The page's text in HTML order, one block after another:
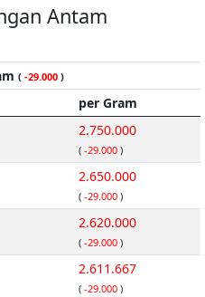
Antam
( -29.000 )
per Gram
2.750.000
( -29.000 )
2.650.000
( -29.000 )
2.620.000
( -29.000 )
2.611.667
( -29.000 )